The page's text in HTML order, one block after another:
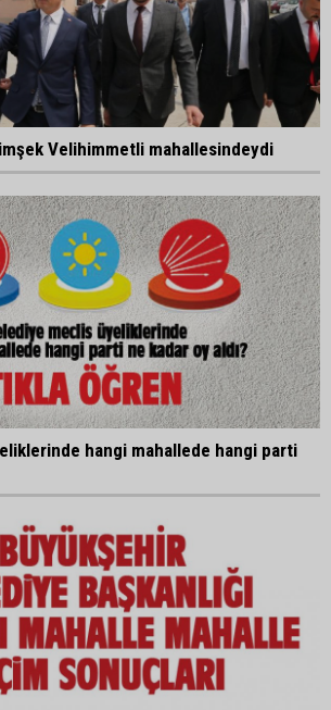
Velihimmetli mahallesindeydi
hangi mahallede hangi parti